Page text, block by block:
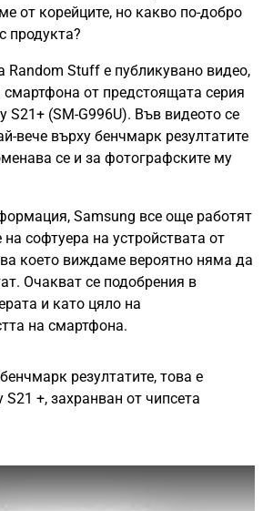
от корейците, но какво по-добро
продукта?
Random Stuff е публикувано видео,
смартфона от предстоящата серия
S21+ (SM-G996U). Във видеото се
вече върху бенчмарк резултатите
се и за фотографските му
Samsung все още работят
софтуера на устройствата от
което виждаме вероятно няма да
Очакват се подобрения в
и като цяло на
на смартфона.
резултатите, това е
S21 +, захранван от чипсета